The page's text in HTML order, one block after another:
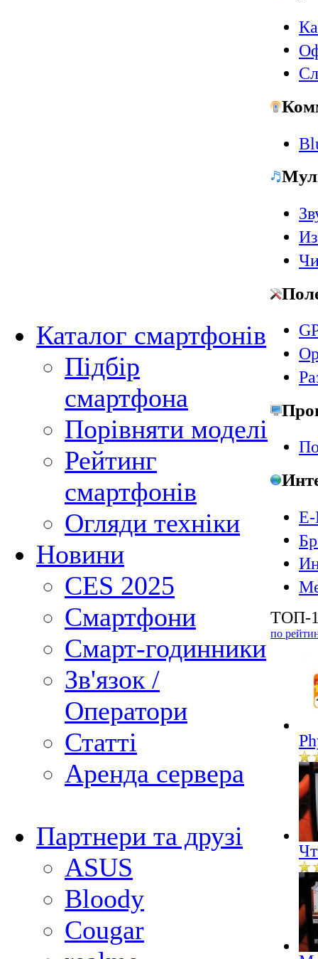
Каталог смартфонів
Підбір
смартфона
Порівняти моделі
Рейтинг
смартфонів
Огляди техніки
Новини
CES 2025
Смартфони
Смарт-годинники
Зв'язок /
Оператори
Статті
Аренда сервера
Партнери та друзі
ASUS
Bloody
Cougar
ТОП-
по